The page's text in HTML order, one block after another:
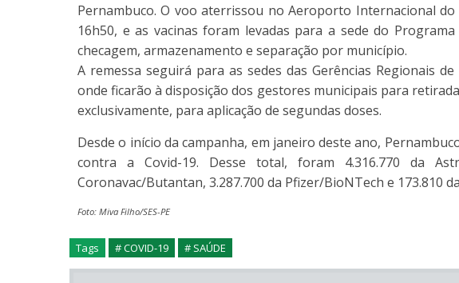
Pernambuco. O voo aterrissou no Aeroporto Internacional
16h50, e as vacinas foram levadas para a sede do
checagem, armazenamento e separação por município.
A remessa seguirá para as sedes das Gerências Regionais
onde ficarão à disposição dos gestores municipais para
exclusivamente, para aplicação de segundas doses.
Desde o início da campanha, em janeiro deste ano,
contra a Covid-19. Desse total, foram 4.316.770 da
Coronavac/Butantan, 3.287.700 da Pfizer/BioNTech e 173.810
Foto: Miva Filho/SES-PE
Tags # COVID-19 # SAÚDE